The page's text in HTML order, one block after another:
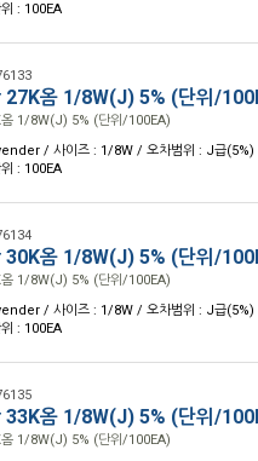
: 100EA
27K옴 1/8W(J) 5% (단위/
1/8W(J) 5% (단위/100EA)
/ 사이즈 : 1/8W / 오차범위 : J급(5%)
: 100EA
30K옴 1/8W(J) 5% (단위/
1/8W(J) 5% (단위/100EA)
/ 사이즈 : 1/8W / 오차범위 : J급(5%)
: 100EA
33K옴 1/8W(J) 5% (단위/
1/8W(J) 5% (단위/100EA)